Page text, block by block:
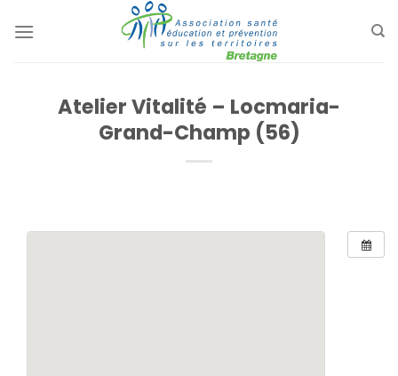
au
Atelier Vitalité – Locmaria-
Grand-Champ (56)